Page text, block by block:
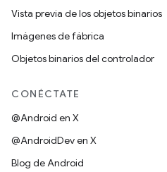
Vista previa de los objetos binarios
Imágenes de fábrica
Objetos binarios del controlador
CONÉCTATE
@Android en X
@AndroidDev en X
Blog de Android